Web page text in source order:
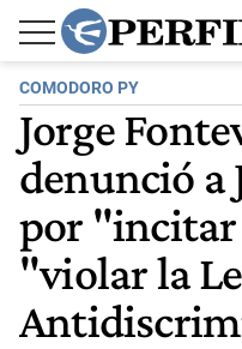
COMODORO PY
Jorge
denunció a
por
"violar la